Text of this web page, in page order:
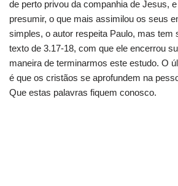
de perto privou da companhia de Jesus,
presumir, o que mais assimilou os seus
simples, o autor respeita Paulo, mas tem
texto de 3.17-18, com que ele encerrou
maneira de terminarmos este estudo. O
é que os cristãos se aprofundem na
Que estas palavras fiquem conosco.